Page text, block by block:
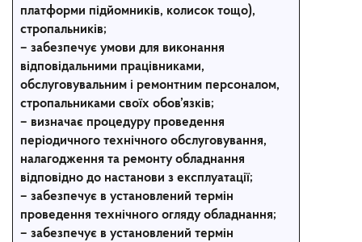
платформи підйомників, колисок тощо),
стропальників;
– забезпечує умови для виконання
відповідальними працівниками,
обслуговувальним і ремонтним персоналом,
стропальниками своїх обов’язків;
– визначає процедуру проведення
періодичного технічного обслуговування,
налагодження та ремонту обладнання
відповідно до настанови з експлуатації;
– забезпечує в установлений термін
проведення технічного огляду обладнання;
– забезпечує в установлений термін